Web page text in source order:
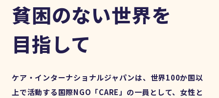
貧困のない世界を
目指して
ケア・インターナショナルジャパンは、世界100か国以
上で活動する国際NGO「CARE」の一員として、女性と